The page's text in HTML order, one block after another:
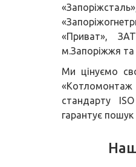
«Приват»,
м.Запоріжжя та
Ми цінуємо
«Котломонтаж
стандарту
гарантує